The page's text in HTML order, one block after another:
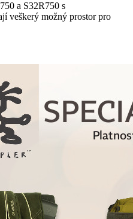
a S32R750 s
veškerý možný prostor pro